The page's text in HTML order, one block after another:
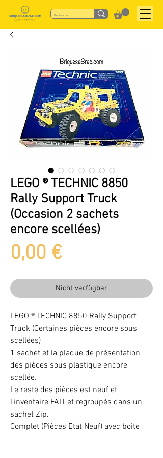
LEGO ® TECHNIC 8850
Rally Support Truck
(Occasion 2 sachets
encore scellées)
0,00 €Preis
Nicht verfügbar
LEGO ® TECHNIC 8850 Rally Support
Truck (Certaines pièces encore sous
scellées)
1 sachet et la plaque de présentation
des pièces sous plastique encore
scellée.
Le reste des pièces est neuf et
l'inventaire FAIT et regroupés dans un
sachet Zip.
Complet (Pièces Etat Neuf) avec boite